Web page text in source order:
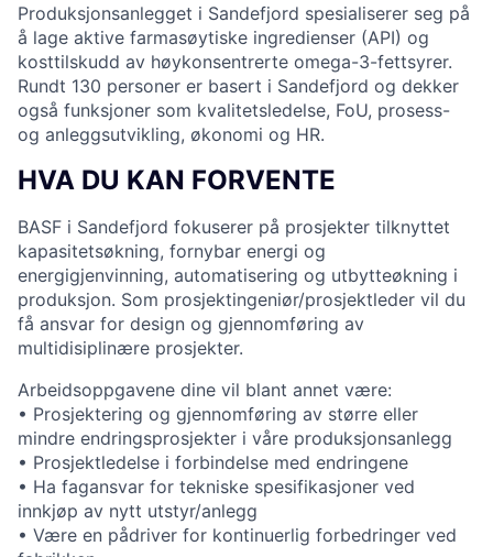
Produksjonsanlegget i Sandefjord spesialiserer seg på
å lage aktive farmasøytiske ingredienser (API) og
kosttilskudd av høykonsentrerte omega-3-fettsyrer.
Rundt 130 personer er basert i Sandefjord og dekker
også funksjoner som kvalitetsledelse, FoU, prosess-
og anleggsutvikling, økonomi og HR.
HVA DU KAN FORVENTE
BASF i Sandefjord fokuserer på prosjekter tilknyttet
kapasitetsøkning, fornybar energi og
energigjenvinning, automatisering og utbytteøkning i
produksjon. Som prosjektingeniør/prosjektleder vil du
få ansvar for design og gjennomføring av
multidisiplinære prosjekter.
Arbeidsoppgavene dine vil blant annet være:
• Prosjektering og gjennomføring av større eller
mindre endringsprosjekter i våre produksjonsanlegg
• Prosjektledelse i forbindelse med endringene
• Ha fagansvar for tekniske spesifikasjoner ved
innkjøp av nytt utstyr/anlegg
• Være en pådriver for kontinuerlig forbedringer ved